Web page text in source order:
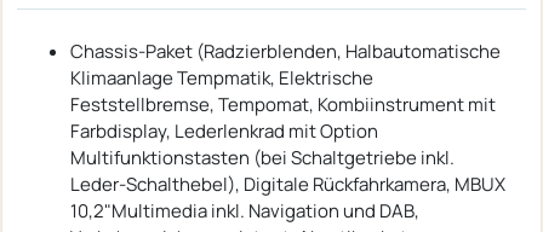
Chassis-Paket (Radzierblenden, Halbautomatische
Klimaanlage Tempmatik, Elektrische
Feststellbremse, Tempomat, Kombiinstrument mit
Farbdisplay, Lederlenkrad mit Option
Multifunktionstasten (bei Schaltgetriebe inkl.
Leder-Schalthebel), Digitale Rückfahrkamera, MBUX
10,2"Multimedia inkl. Navigation und DAB,